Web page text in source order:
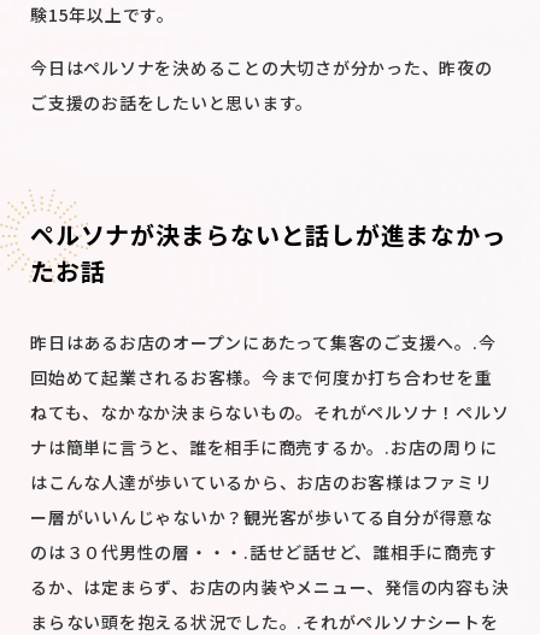
験15年以上です。
今日はペルソナを決めることの大切さが分かった、昨夜の
ご支援のお話をしたいと思います。
ペルソナが決まらないと話しが進まなかっ
たお話
昨日はあるお店のオープンにあたって集客のご支援へ。 .今
回始めて起業されるお客様。 今まで何度か打ち合わせを重
ねても、なかなか決まらないもの。 それがペルソナ！ ペルソ
ナは簡単に言うと、誰を相手に商売するか。 .お店の周りに
はこんな人達が歩いているから、 お店のお客様はファミリ
ー層がいいんじゃないか？ 観光客が歩いてる 自分が得意な
のは３０代男性の層・・・ .話せど話せど、誰相手に商売す
るか、は定まらず、 お店の内装やメニュー、発信の内容も決
まらない頭を抱える状況でした。 .それがペルソナシートを